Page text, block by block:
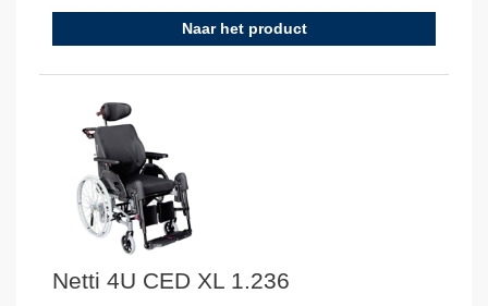
Naar het product
Netti 4U CED XL 1.236